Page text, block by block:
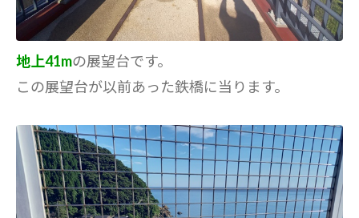
地上41mの展望台です。
この展望台が以前あった鉄橋に当ります。